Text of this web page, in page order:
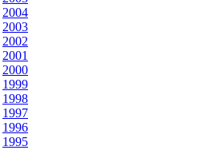
2004
2003
2002
2001
2000
1999
1998
1997
1996
1995